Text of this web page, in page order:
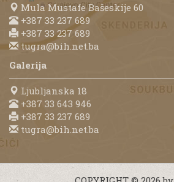
Mula Mustafe Bašeskije 60
+387 33 237 689
+387 33 237 689
tugra@bih.net.ba
Galerija
Ljubljanska 18
+387 33 643 946
+387 33 237 689
tugra@bih.net.ba